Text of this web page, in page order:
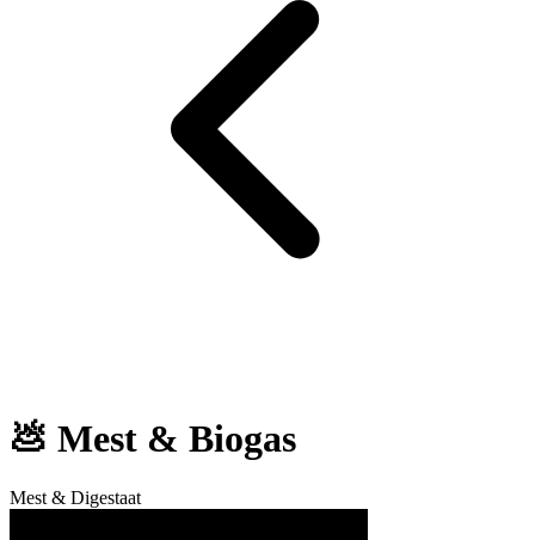
💩 Mest & Biogas
Mest & Digestaat